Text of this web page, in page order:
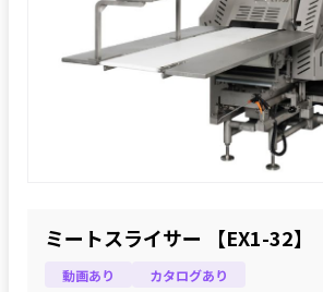
ミートスライサー 【EX1-32
動画あり カタログあり